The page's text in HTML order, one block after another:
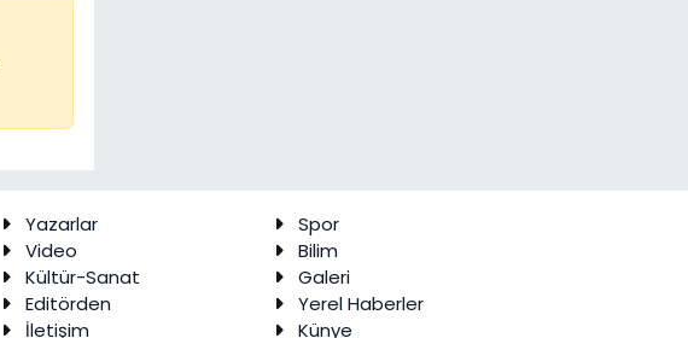
Yazarlar
Spor
Video
Bilim
Kültür-Sanat
Galeri
Editörden
Yerel Haberler
İletişim
Künye